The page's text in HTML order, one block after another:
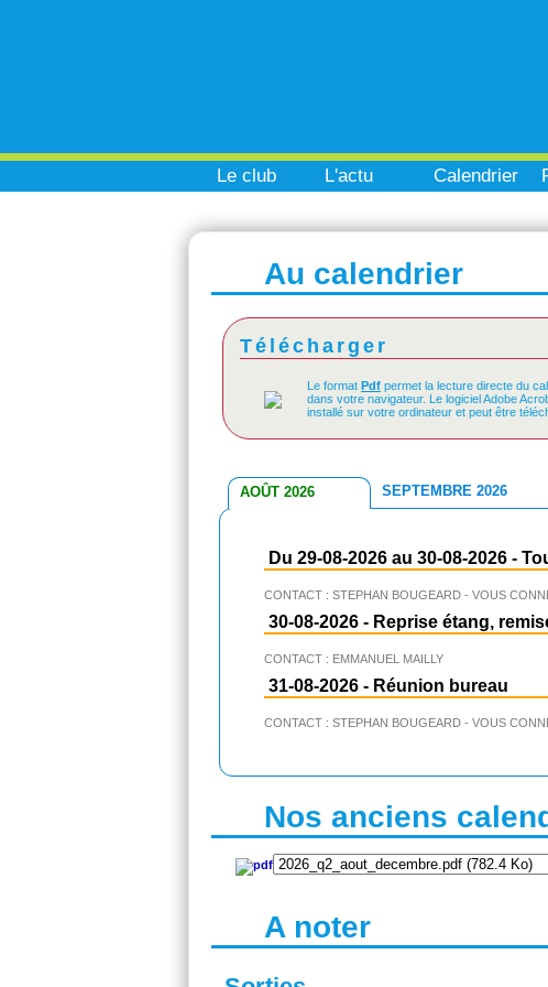
Le club L'actu Calendrier
Au calendrier
Télécharger
Le format Pdf permet la lecture directe du
dans votre navigateur. Le logiciel Adobe
installé sur votre ordinateur et peut être
AOÛT 2026 SEPTEMBRE 2026
Du 29-08-2026 au 30-08-2026 -
CONTACT : STEPHAN BOUGEARD - VOUS
30-08-2026 - Reprise étang,
CONTACT : EMMANUEL MAILLY
31-08-2026 - Réunion bureau
CONTACT : STEPHAN BOUGEARD - VOUS
Nos anciens
A noter